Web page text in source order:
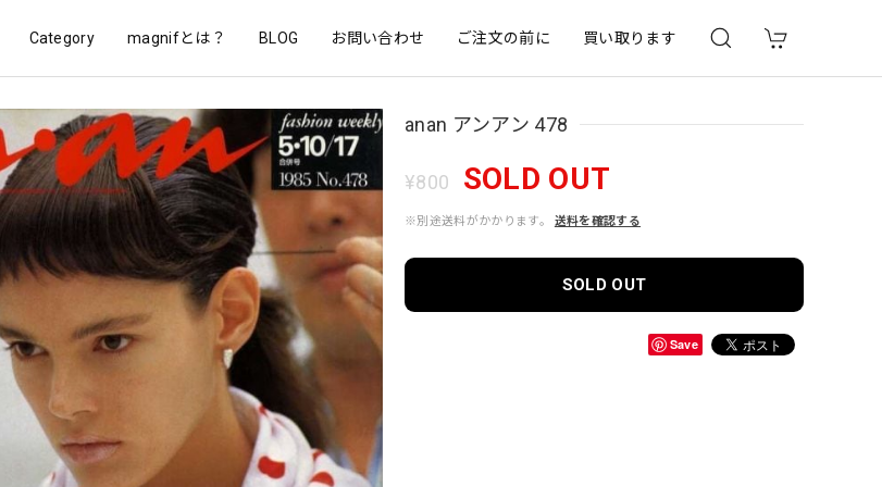
Category magnifとは？ BLOG お問い合わせ ご注文の前に 買い取ります
anan アンアン 478
¥800 SOLD OUT
※別途送料がかかります。 送料を確認する
SOLD OUT
Save